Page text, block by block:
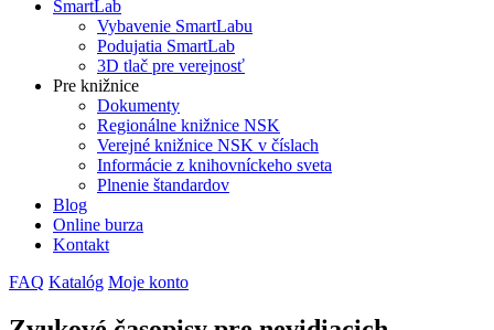
SmartLab
Vybavenie SmartLabu
Podujatia SmartLab
3D tlač pre verejnosť
Pre knižnice
Dokumenty
Regionálne knižnice NSK
Verejné knižnice NSK v číslach
Informácie z knihovníckeho sveta
Plnenie štandardov
Blog
Online burza
Kontakt
FAQ Katalóg Moje konto